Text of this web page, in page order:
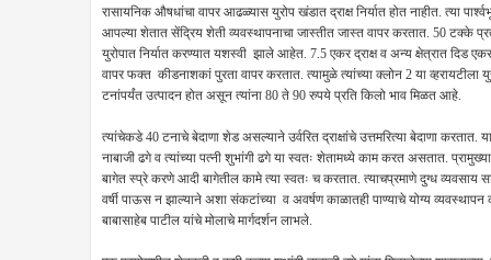
रासायनिक औषधांचा वापर आढळ्यास युरोप खंडात द्राक्ष निर्यात होत नाहीत. त्या
आपल्या शेतात सेंद्रिय शेती व्यवस्थापनाचा जास्तीत जास्त वापर करतात. 50 टक्के
युरोपात निर्यात करण्यात यशस्वी झाले आहेत. 7.5 एकर द्राक्ष व अन्य क्षेत्रात दिड
वापर फक्त कीडनाशकां पुरता वापर करतात. त्यामुळे त्यांच्या क्लोन 2 या व्हरायटीला
टनांपर्यंत उत्पादन होत असून त्यांना 80 ते 90 रुपये प्रति किलो भाव मिळत आहे.
त्यांचेकडे 40 टनाचे बेदाणा शेड असल्याने उर्वरित द्राक्षांचे उत्तमरित्या बेदाणा
नाबाजी ढगे व त्यांच्या पत्नी शुभांगी ढगे या स्वतः शेतामध्ये काम करत असतात.
बागेत स्प्रे करणे आदी बागेतील कामे त्या स्वतः च करतात. त्याचप्रमाणे दुग्ध व्यवसाय
वर्षी पाऊस न झाल्याने अशा संकटांच्या व अवर्षण काळातही पाण्याचे योग्य व्यवस्थापन
बाबासाहेब पाटील यांचे मोलाचे मार्गदर्शन लाभले.